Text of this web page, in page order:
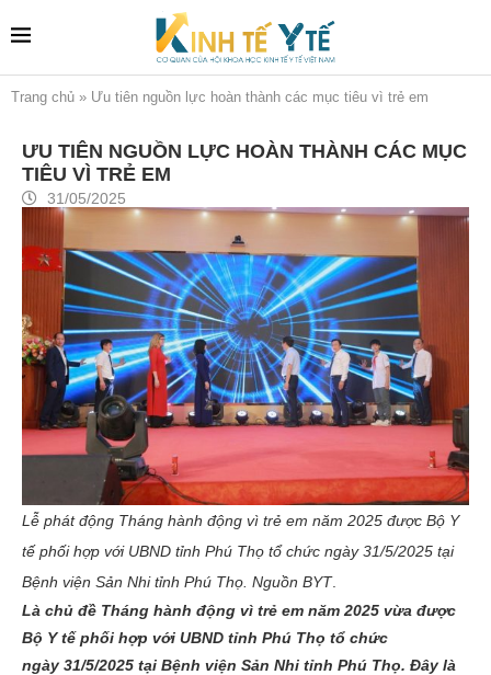
Trang chủ » Ưu tiên nguồn lực hoàn thành các mục tiêu vì trẻ em
ƯU TIÊN NGUỒN LỰC HOÀN THÀNH CÁC MỤC
TIÊU VÌ TRẺ EM
31/05/2025
Lễ phát động Tháng hành động vì trẻ em năm 2025 được Bộ Y
tế phối hợp với UBND tỉnh Phú Thọ tổ chức ngày 31/5/2025 tại
Bệnh viện Sản Nhi tỉnh Phú Thọ. Nguồn BYT.
Là chủ đề Tháng hành động vì trẻ em năm 2025 vừa được
Bộ Y tế phối hợp với UBND tỉnh Phú Thọ tổ chức
ngày 31/5/2025 tại Bệnh viện Sản Nhi tỉnh Phú Thọ. Đây là